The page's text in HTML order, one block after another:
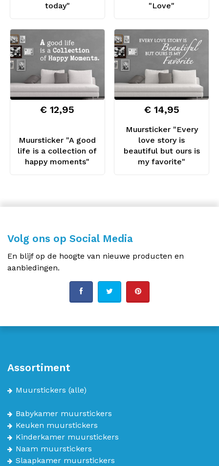
today"
"Love"
Muursticker "A good
life is a collection of
happy moments"
€ 12,95
Muursticker "Every
love story is
beautiful but ours is
my favorite"
€ 14,95
Volg ons op Social Media
En blijf op de hoogte van nieuwe producten en
aanbiedingen.
Assortiment
Muurstickers (alle)
Babykamer muurstickers
Keuken muurstickers
Kinderkamer muurstickers
Naam muurstickers
Slaapkamer muurstickers